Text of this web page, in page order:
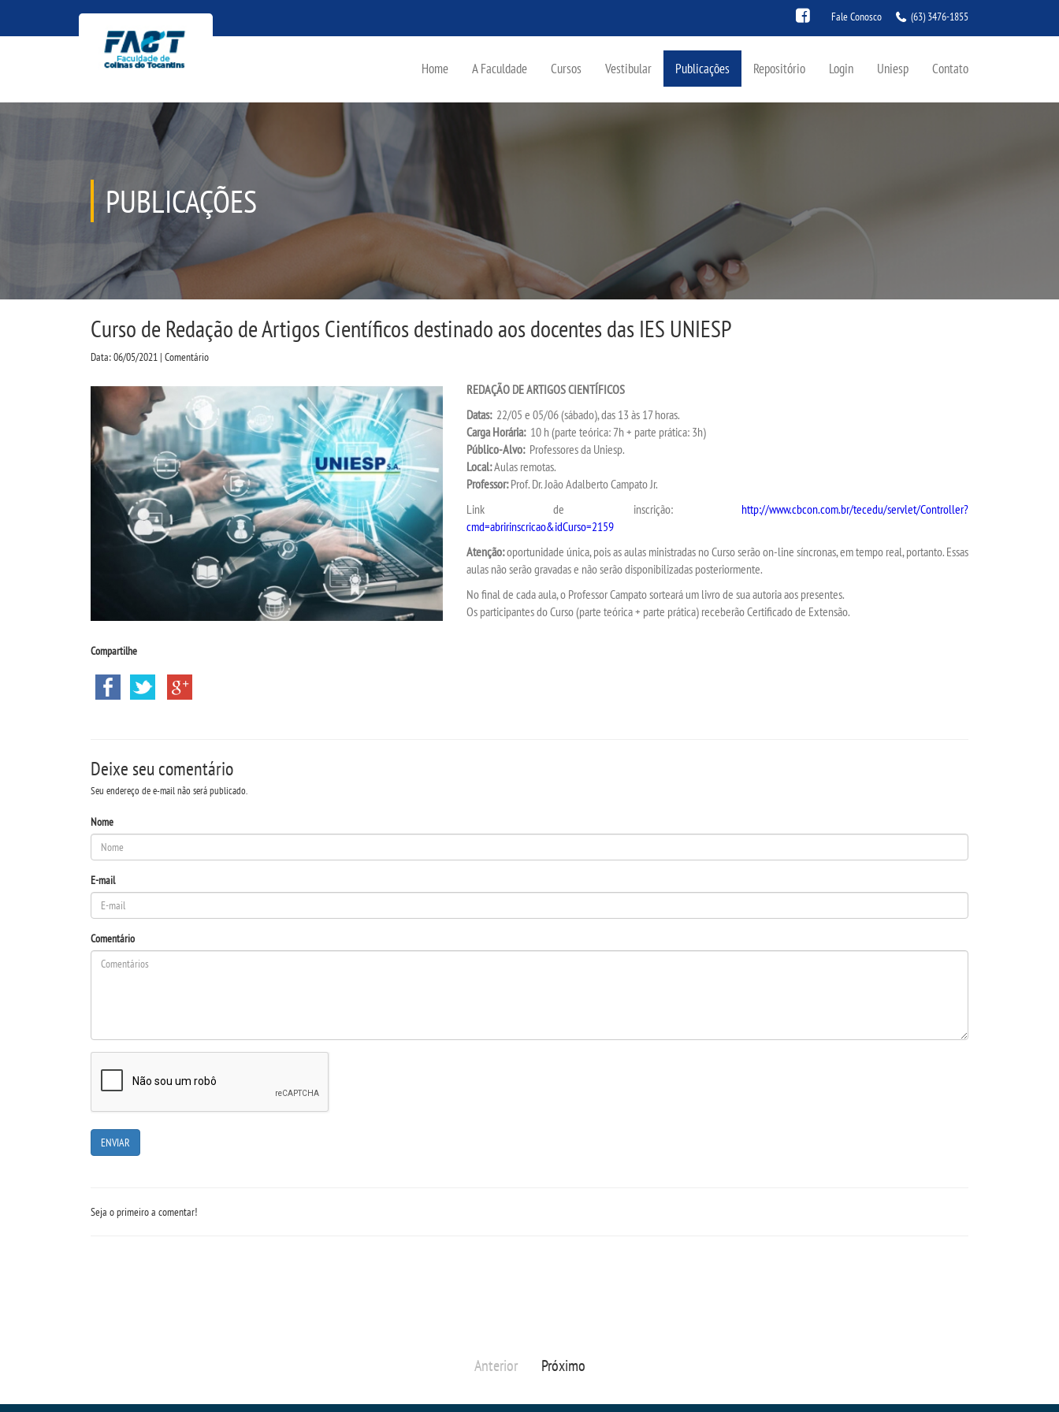
Fale Conosco (63) 3476-1855
Home A Faculdade Cursos Vestibular Publicações Repositório Login Uniesp Contato
PUBLICAÇÕES
Curso de Redação de Artigos Científicos destinado aos docentes das IES UNIESP
Data: 06/05/2021 | Comentário
Compartilhe
REDAÇÃO DE ARTIGOS CIENTÍFICOS
Datas:22/05 e 05/06 (sábado), das 13 às 17 horas.
Carga Horária:10 h (parte teórica: 7h + parte prática: 3h)
Público-Alvo:Professores da Uniesp.
Local:Aulas remotas.
Professor:Prof. Dr. João Adalberto Campato Jr.
Link de inscrição: http://www.cbcon.com.br/tecedu/servlet/Controller?
cmd=abririnscricao&idCurso=2159
Atenção:oportunidade única, pois as aulas ministradas no Curso serão on-line síncronas, em tempo real, portanto. Essas
aulas não serão gravadas e não serão disponibilizadas posteriormente.
No final de cada aula, o Professor Campato sorteará um livro de sua autoria aos presentes.
Os participantes do Curso (parte teórica + parte prática) receberão Certificado de Extensão.
Deixe seu comentário
Seu endereço de e-mail não será publicado.
Nome
E-mail
Comentário
Seja o primeiro a comentar!
Anterior Próximo